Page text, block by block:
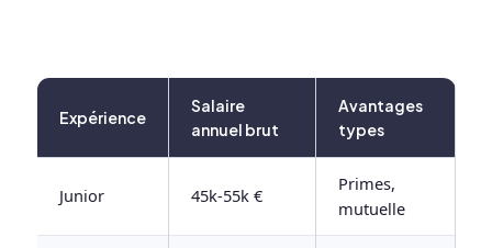
Expérience
Salaire
annuel brut
Avantages
types
Junior 45k-55k €
Primes,
mutuelle